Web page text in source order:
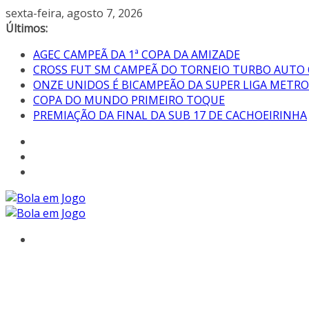
sexta-feira, agosto 7, 2026
Últimos:
AGEC CAMPEÃ DA 1ª COPA DA AMIZADE
CROSS FUT SM CAMPEÃ DO TORNEIO TURBO AUTO
ONZE UNIDOS É BICAMPEÃO DA SUPER LIGA
COPA DO MUNDO PRIMEIRO TOQUE
PREMIAÇÃO DA FINAL DA SUB 17 DE CACHOEIRINHA